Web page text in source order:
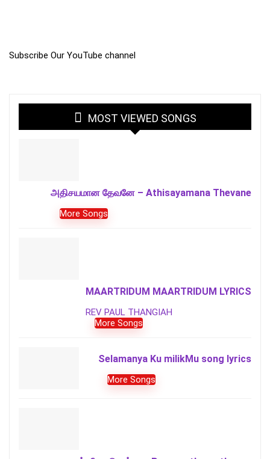
Subscribe Our YouTube channel
MOST VIEWED SONGS
அதிசயமான தேவனே – Athisayamana Thevane
More Songs
MAARTRIDUM MAARTRIDUM LYRICS
REV PAUL THANGIAH
More Songs
Selamanya Ku milikMu song lyrics
More Songs